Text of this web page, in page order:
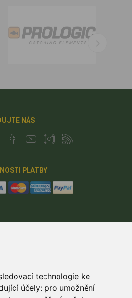
technologie ke
účely: pro umožnění
NÁS
PLATBY